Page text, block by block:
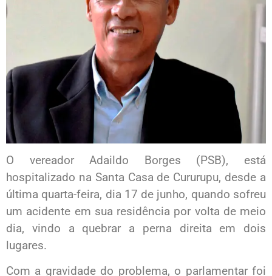
O vereador Adaildo Borges (PSB), está
hospitalizado na Santa Casa de Cururupu, desde a
última quarta-feira, dia 17 de junho, quando sofreu
um acidente em sua residência por volta de meio
dia, vindo a quebrar a perna direita em dois
lugares.
Com a gravidade do problema, o parlamentar foi